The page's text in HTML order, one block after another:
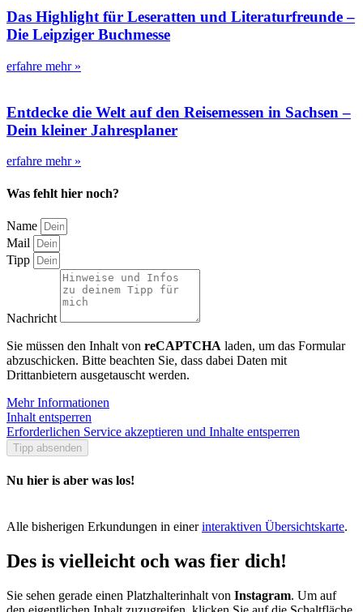
Das Highlight für Leseratten und Literaturfreunde –
Die Leipziger Buchmesse
erfahre mehr »
Entdecke die Welt auf den Reisemessen in Sachsen –
Dein kleiner Jahresplaner
erfahre mehr »
Was fehlt hier noch?
Name
Mail
Tipp
Nachricht
Sie müssen den Inhalt von reCAPTCHA laden, um das Formular
abzuschicken. Bitte beachten Sie, dass dabei Daten mit
Drittanbietern ausgetauscht werden.
Mehr Informationen
Inhalt entsperren
Erforderlichen Service akzeptieren und Inhalte entsperren
Tipp absenden
Nu hier is aber was los!
Alle bisherigen Erkundungen in einerinteraktiven Übersichtskarte.
Des is vielleicht och was fier dich!
Sie sehen gerade einen Platzhalterinhalt von Instagram. Um auf